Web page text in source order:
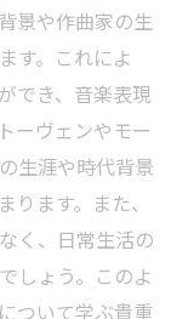
景や作曲家の生
す。これによ
でき、音楽表現
ーヴェンやモー
生涯や時代背景
ます。また、
く、日常生活の
しょう。このよ
ついて学ぶ貴重